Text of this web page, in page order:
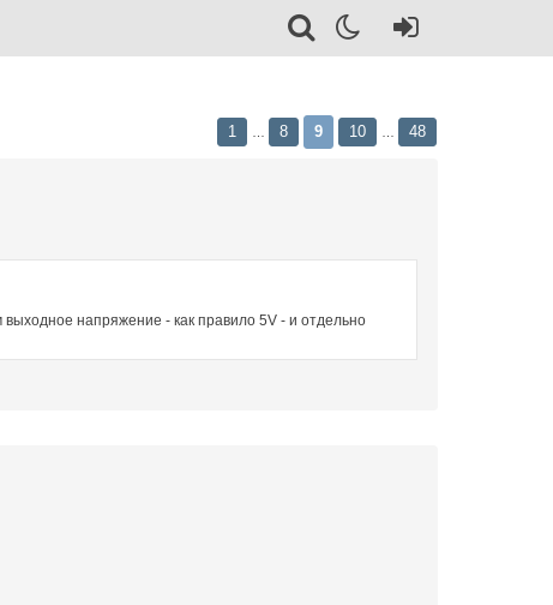
1 8 9 10 48
напряжение - как правило 5V - и отдельно